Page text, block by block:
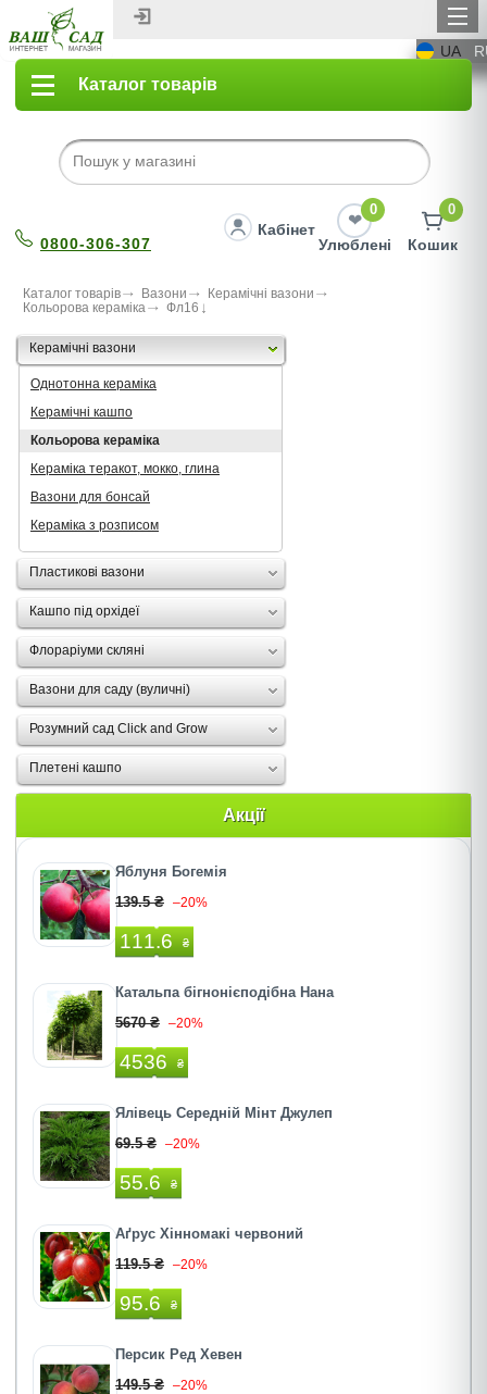
UA
Каталог товарів
0800-306-307
Кабінет
0
Улюблені
0
Кошик
Каталог товарів Вазони
Керамічні вазони
Кольорова кераміка
Фл16
Керамічні вазони
Однотонна кераміка
Керамічні кашпо
Кольорова кераміка
Кераміка теракот, мокко, глина
Вазони для бонсай
Кераміка з розписом
Пластикові вазони
Кашпо під орхідеї
Флораріуми скляні
Вазони для саду (вуличні)
Розумний сад Click and Grow
Плетені кашпо
Акції
Яблуня Богемія
139.5 ₴ –20%
111.6 ₴
Катальпа бігнонієподібна Нана
5670 ₴ –20%
4536 ₴
Ялівець Середній Мінт Джулеп
69.5 ₴ –20%
55.6 ₴
Аґрус Хінномакі червоний
119.5 ₴ –20%
95.6 ₴
Персик Ред Хевен
149.5 ₴ –20%